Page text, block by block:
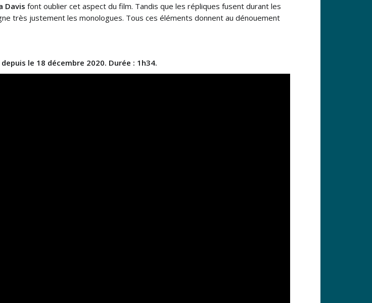
Davis font oublier cet aspect du film. Tandis que les répliques fusent durant les
très justement les monologues. Tous ces éléments donnent au dénouement
le 18 décembre 2020. Durée : 1h34.